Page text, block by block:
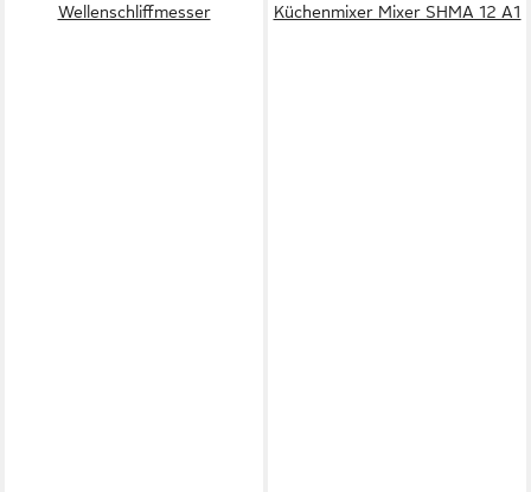
Wellenschliffmesser
Küchenmixer Mixer SHMA 12 A1